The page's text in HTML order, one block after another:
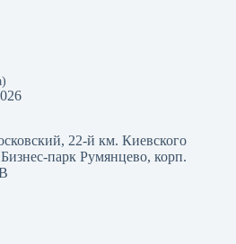
22-й км. Киевского
парк Румянцево, корп.